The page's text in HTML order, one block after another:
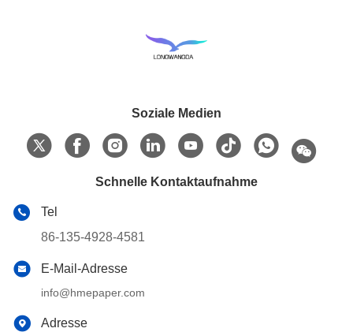
Soziale Medien
Schnelle Kontaktaufnahme
Tel
86-135-4928-4581
E-Mail-Adresse
info@hmepaper.com
Adresse